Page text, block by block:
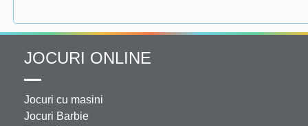
JOCURI ONLINE
Jocuri cu masini
Jocuri Barbie